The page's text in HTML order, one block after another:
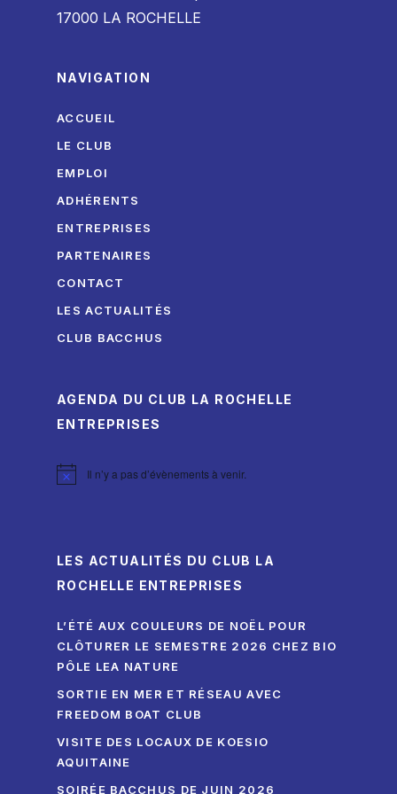
17000 LA ROCHELLE
NAVIGATION
ACCUEIL
LE CLUB
EMPLOI
ADHÉRENTS
ENTREPRISES
PARTENAIRES
CONTACT
LES ACTUALITÉS
CLUB BACCHUS
AGENDA DU CLUB LA ROCHELLE
ENTREPRISES
Notice Il n’y a pas d’évènements à venir.
LES ACTUALITÉS DU CLUB LA
ROCHELLE ENTREPRISES
L’ÉTÉ AUX COULEURS DE NOËL POUR
CLÔTURER LE SEMESTRE 2026 CHEZ BIO
PÔLE LEA NATURE
SORTIE EN MER ET RÉSEAU AVEC
FREEDOM BOAT CLUB
VISITE DES LOCAUX DE KOESIO
AQUITAINE
SOIRÉE BACCHUS DE JUIN 2026